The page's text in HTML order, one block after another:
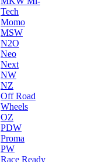
Tech
Momo
MSW
N2O
Neo
Next
NW
NZ
Off Road
Wheels
OZ
PDW
Proma
PW
Race Ready